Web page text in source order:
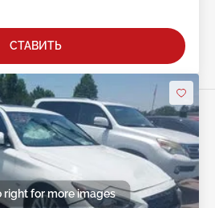
СТАВИТЬ
right for more images